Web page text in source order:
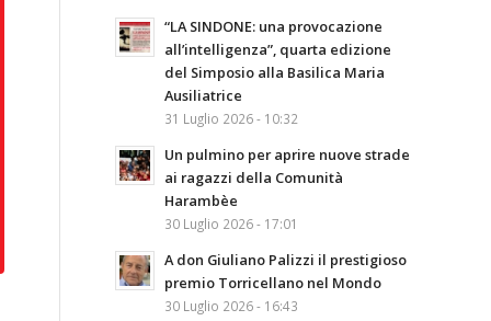
“LA SINDONE: una provocazione
all’intelligenza”, quarta edizione
del Simposio alla Basilica Maria
Ausiliatrice
31 Luglio 2026 - 10:32
Un pulmino per aprire nuove strade
ai ragazzi della Comunità
Harambèe
30 Luglio 2026 - 17:01
A don Giuliano Palizzi il prestigioso
premio Torricellano nel Mondo
30 Luglio 2026 - 16:43